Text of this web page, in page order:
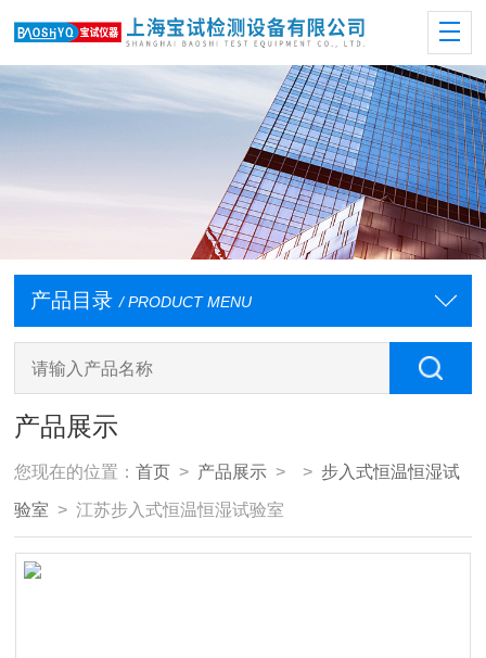
产品目录 / PRODUCT MENU
产品展示
您现在的位置：首页 > 产品展示 > > 步入式恒温恒湿试
验室 > 江苏步入式恒温恒湿试验室